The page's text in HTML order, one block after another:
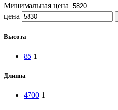
Минимальная цена
цена
Высота
85 1
Длинна
4700 1